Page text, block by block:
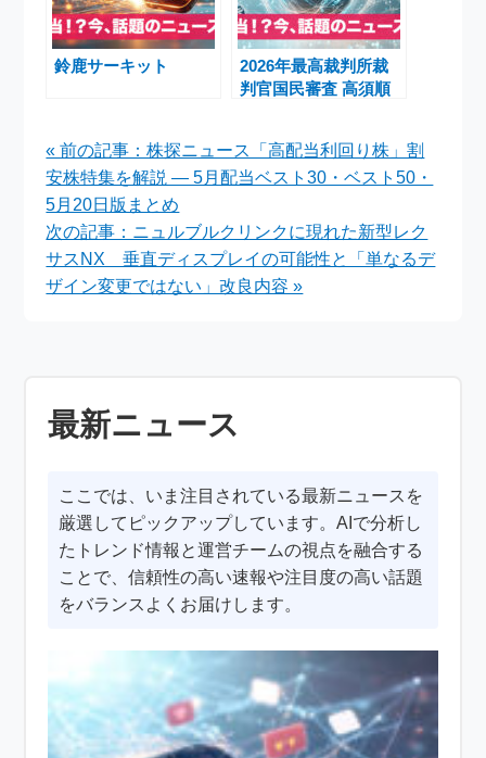
鈴鹿サーキット
2026年最高裁判所裁
判官国民審査 高須順
ド
« 前の記事：株探ニュース「高配当利回り株」割
安株特集を解説 ― 5月配当ベスト30・ベスト50・
5月20日版まとめ
次の記事：ニュルブルクリンクに現れた新型レク
サスNX 垂直ディスプレイの可能性と「単なるデ
ザイン変更ではない」改良内容 »
最新ニュース
ここでは、いま注目されている最新ニュースを
厳選してピックアップしています。AIで分析し
たトレンド情報と運営チームの視点を融合する
ことで、信頼性の高い速報や注目度の高い話題
をバランスよくお届けします。